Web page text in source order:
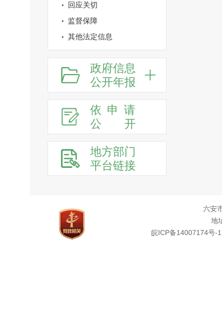
回应关切
监督保障
其他法定信息
政府信息
公开年报
依申请
公
开
地方部门
平台链接
六安
地
皖ICP备14007174号-1